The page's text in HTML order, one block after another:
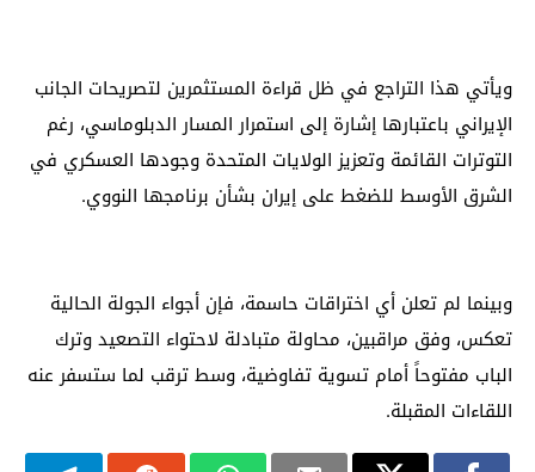
ويأتي هذا التراجع في ظل قراءة المستثمرين لتصريحات الجانب
الإيراني باعتبارها إشارة إلى استمرار المسار الدبلوماسي، رغم
التوترات القائمة وتعزيز الولايات المتحدة وجودها العسكري في
الشرق الأوسط للضغط على إيران بشأن برنامجها النووي.
وبينما لم تعلن أي اختراقات حاسمة، فإن أجواء الجولة الحالية
تعكس، وفق مراقبين، محاولة متبادلة لاحتواء التصعيد وترك
الباب مفتوحاً أمام تسوية تفاوضية، وسط ترقب لما ستسفر عنه
اللقاءات المقبلة.